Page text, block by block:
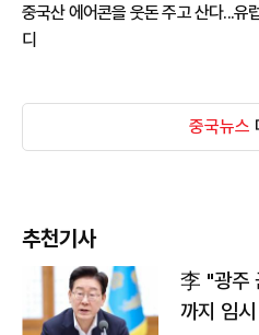
중국산 에어콘을 웃돈 주고 산다...유
디
중국뉴스
추천기사
李 "광주
까지 임